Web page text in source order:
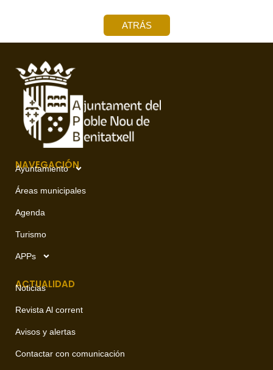
ATRÁS
NAVEGACIÓN
Ayuntamiento
Áreas municipales
Agenda
Turismo
APPs
ACTUALIDAD
Noticias
Revista Al corrent
Avisos y alertas
Contactar con comunicación